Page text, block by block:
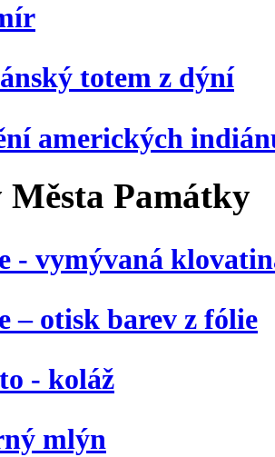
totem z dýní
amerických
Města Památky
- vymývaná
– otisk barev z fólie
- koláž
mlýn